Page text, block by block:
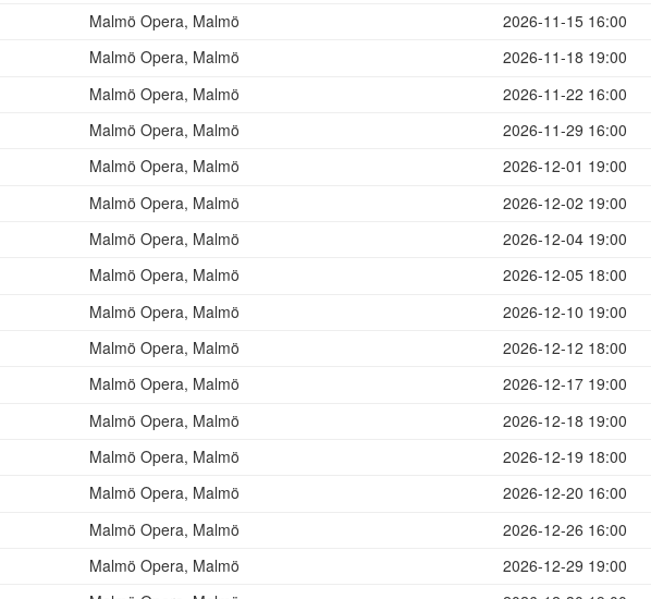
Malmö Opera, Malmö
2026-11-15 16:00
Malmö Opera, Malmö
2026-11-18 19:00
Malmö Opera, Malmö
2026-11-22 16:00
Malmö Opera, Malmö
2026-11-29 16:00
Malmö Opera, Malmö
2026-12-01 19:00
Malmö Opera, Malmö
2026-12-02 19:00
Malmö Opera, Malmö
2026-12-04 19:00
Malmö Opera, Malmö
2026-12-05 18:00
Malmö Opera, Malmö
2026-12-10 19:00
Malmö Opera, Malmö
2026-12-12 18:00
Malmö Opera, Malmö
2026-12-17 19:00
Malmö Opera, Malmö
2026-12-18 19:00
Malmö Opera, Malmö
2026-12-19 18:00
Malmö Opera, Malmö
2026-12-20 16:00
Malmö Opera, Malmö
2026-12-26 16:00
Malmö Opera, Malmö
2026-12-29 19:00